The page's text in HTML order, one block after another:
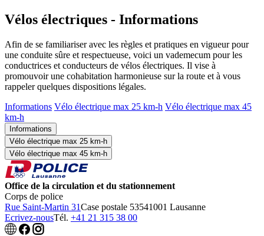
Vélos électriques - Informations
Afin de se familiariser avec les règles et pratiques en vigueur pour
une conduite sûre et respectueuse, voici un vademecum pour les
conductrices et conducteurs de vélos électriques. Il vise à
promouvoir une cohabitation harmonieuse sur la route et à vous
rappeler quelques dispositions légales.
Informations Vélo électrique max 25 km-h Vélo électrique max 45
km-h
Informations
Vélo électrique max 25 km-h
Vélo électrique max 45 km-h
Office de la circulation et du stationnement
Corps de police
Rue Saint-Martin 31Case postale 53541001 Lausanne
Ecrivez-nousTél. +41 21 315 38 00